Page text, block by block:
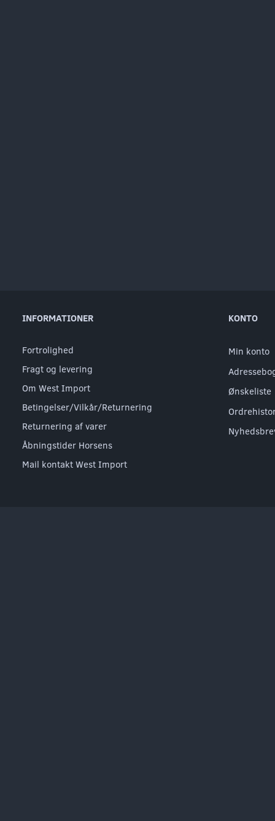
INFORMATIONER
Fortrolighed
Fragt og levering
Om West Import
Betingelser/Vilkår/Returnering
Returnering af varer
Åbningstider Horsens
Mail kontakt West Import
KONTO
Min konto
Ønskeliste